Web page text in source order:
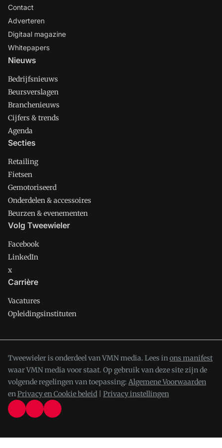
Contact
Adverteren
Digitaal magazine
Whitepapers
Nieuws
Bedrijfsnieuws
Beursverslagen
Branchenieuws
Cijfers & trends
Agenda
Secties
Retailing
Fietsen
Gemotoriseerd
Onderdelen & accessoires
Beurzen & evenementen
Volg Tweewieler
Facebook
LinkedIn
x
Carrière
Vacatures
Opleidingsinstituten
Tweewieler is onderdeel van VMN media. Lees inons manifest
waar VMN media voor staat. Op gebruik van deze site zijn de
volgende regelingen van toepassing: Algemene Voorwaarden
enPrivacy en Cookie beleid Privacy instellingen